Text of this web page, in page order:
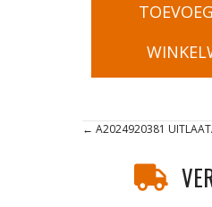
Posts
navigation
← A2024920381